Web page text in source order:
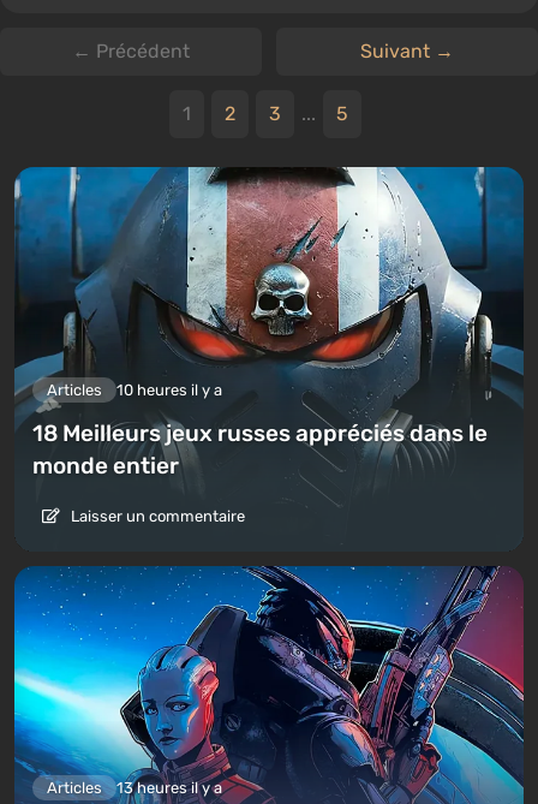
← Précédent Suivant →
1 2 3 ... 5
Articles 10 heures il y a
18 Meilleurs jeux russes appréciés dans le
monde entier
Laisser un commentaire
Articles 13 heures il y a